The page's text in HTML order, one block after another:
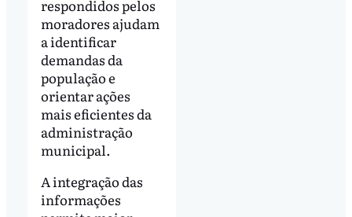
respondidos pelos
moradores ajudam
a identificar
demandas da
população e
orientar ações
mais eficientes da
administração
municipal.
A integração das
informações